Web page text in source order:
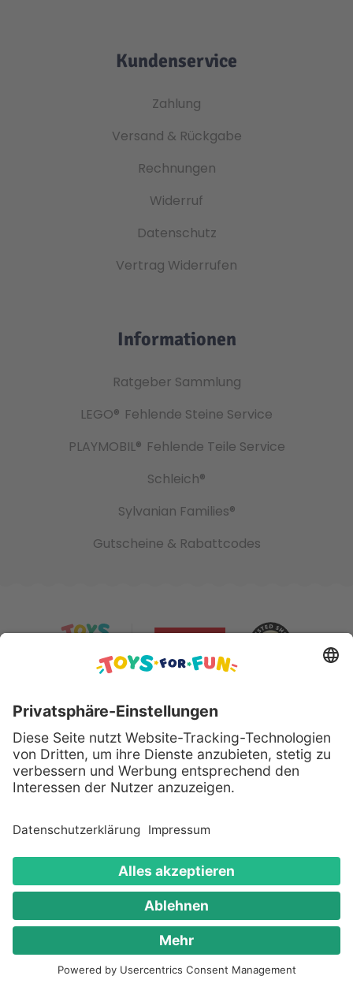
Kundenservice
Zahlung
Versand & Rückgabe
Rechnungen
Widerruf
Datenschutz
Vertrag Widerrufen
Informationen
Ratgeber Sammlung
LEGO® Fehlende Steine Service
PLAYMOBIL® Fehlende Teile Service
Schleich®
Sylvanian Families®
Gutscheine & Rabattcodes
Sicher bezahlen mit:
Alle genannten Produkte und Logos sind eingetragene
Warenzeichen der jeweiligen Hersteller.
Copyright © 2008 - 2026 Toys for Fun GmbH - Alle
Rechte vorbehalten